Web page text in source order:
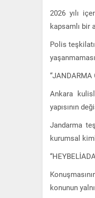
2026 yılı
kapsamlı bir
Polis
“JANDARMA
Ankara
yapısının
Jandarma
kurumsal
konunun